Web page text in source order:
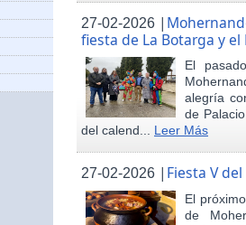
27-02-2026 |
fiesta de La Botarga y
El
alegría
de
del calend... Leer Más
27-02-2026 | Fiesta V
El
de